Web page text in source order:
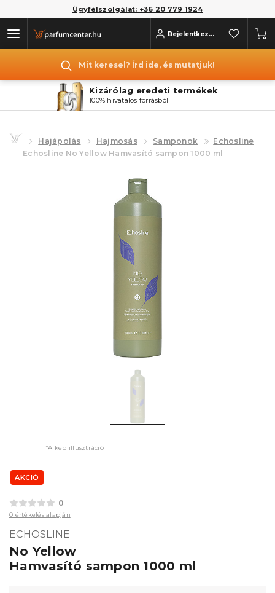
Ügyfélszolgálat: +36 20 779 1924
Bejelentkezés
Mit keresel? Írd ide, és mutatjuk!
Kizárólag eredeti termékek
100% hivatalos forrásból
Hajápolás Hajmosás Samponok
Echosline
Echosline No Yellow Hamvasító sampon 1000 ml
*A kép illusztráció
AKCIÓ
0
0 értékelés alapján
ECHOSLINE
No Yellow
Hamvasító sampon 1000 ml